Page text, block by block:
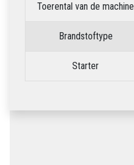
Toerental van de machine
Brandstoftype
Starter